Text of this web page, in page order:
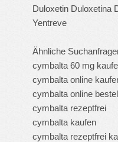
Duloxetin Duloxetina
Yentreve
Ähnliche
cymbalta 60 mg
cymbalta online
cymbalta online
cymbalta rezeptfrei
cymbalta kaufen
cymbalta rezeptfrei